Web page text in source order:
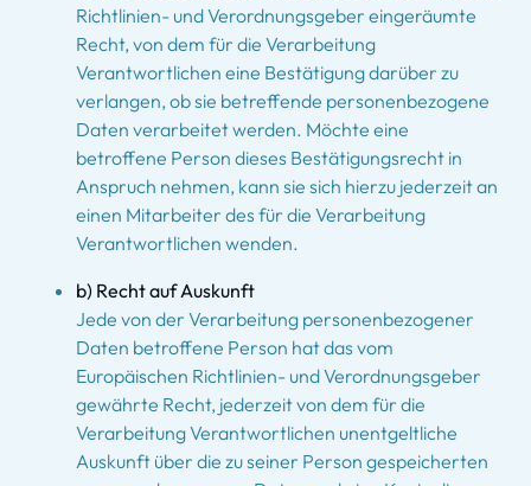
Richtlinien- und Verordnungsgeber eingeräumte
Recht, von dem für die Verarbeitung
Verantwortlichen eine Bestätigung darüber zu
verlangen, ob sie betreffende personenbezogene
Daten verarbeitet werden. Möchte eine
betroffene Person dieses Bestätigungsrecht in
Anspruch nehmen, kann sie sich hierzu jederzeit an
einen Mitarbeiter des für die Verarbeitung
Verantwortlichen wenden.
b) Recht auf Auskunft
Jede von der Verarbeitung personenbezogener
Daten betroffene Person hat das vom
Europäischen Richtlinien- und Verordnungsgeber
gewährte Recht, jederzeit von dem für die
Verarbeitung Verantwortlichen unentgeltliche
Auskunft über die zu seiner Person gespeicherten